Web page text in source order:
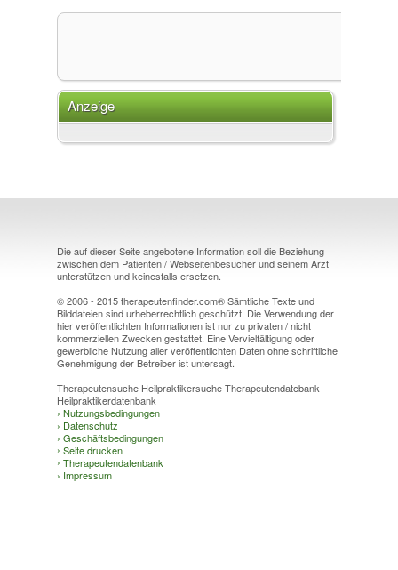
Anzeige
Die auf dieser Seite angebotene Information soll die Beziehung
zwischen dem Patienten / Webseitenbesucher und seinem Arzt
unterstützen und keinesfalls ersetzen.
© 2006 - 2015 therapeutenfinder.com® Sämtliche Texte und
Bilddateien sind urheberrechtlich geschützt. Die Verwendung der
hier veröffentlichten Informationen ist nur zu privaten / nicht
kommerziellen Zwecken gestattet. Eine Vervielfältigung oder
gewerbliche Nutzung aller veröffentlichten Daten ohne schriftliche
Genehmigung der Betreiber ist untersagt.
Therapeutensuche Heilpraktikersuche Therapeutendatebank
Heilpraktikerdatenbank
› Nutzungsbedingungen
› Datenschutz
› Geschäftsbedingungen
› Seite drucken
› Therapeutendatenbank
› Impressum